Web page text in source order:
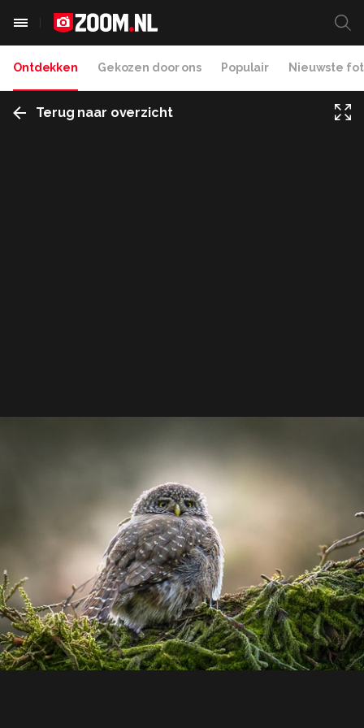
Ontdekken Gekozen door ons Populair Nieuwste
Terug naar overzicht